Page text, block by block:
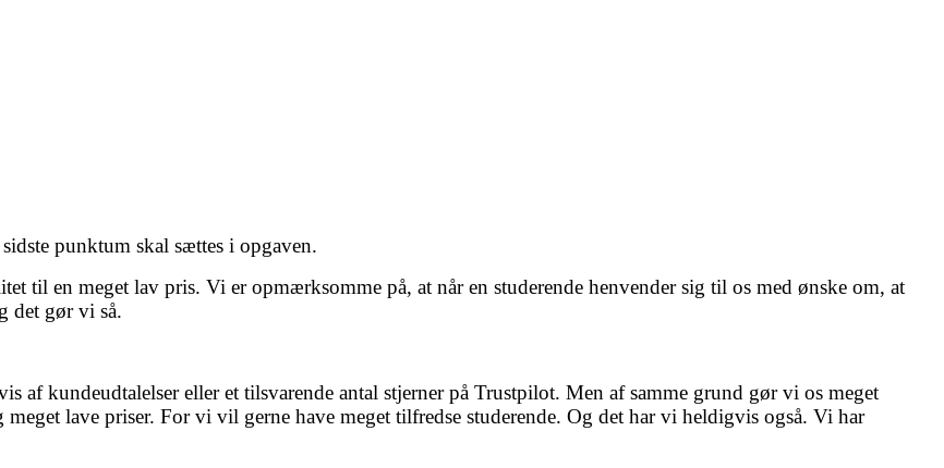
punktum skal sættes i opgaven.
til en meget lav pris. Vi er opmærksomme på, at når en studerende henvender sig til os med ønske om, at
det gør vi så.
af kundeudtalelser eller et tilsvarende antal stjerner på Trustpilot. Men af samme grund gør vi os meget
lave priser. For vi vil gerne have meget tilfredse studerende. Og det har vi heldigvis også. Vi har